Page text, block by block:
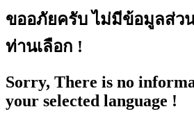
ขออภัยครับ ไม่มีข้อมูลส่ว
ท่านเลือก !
Sorry, There is no
your selected language !